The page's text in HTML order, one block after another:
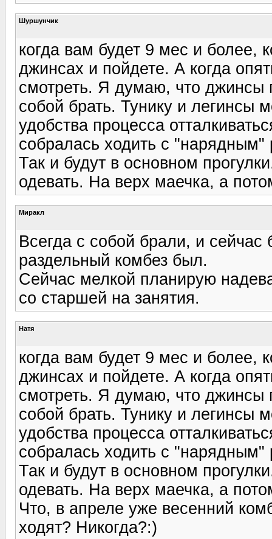
Шуршунчик
когда вам будет 9 мес и более,
джинсах и пойдете. А когда
смотреть. Я думаю, что джинсы
собой брать. Тунику и легинсы
удобства процесса
собралась ходить с "нарядным"
Так и будут в основном
одевать. На верх маечка, а
Миракл
Всегда с собой брали, и
раздельный комбез был.
Сейчас мелкой планирую
со старшей на занятия.
Натя
когда вам будет 9 мес и более,
джинсах и пойдете. А когда
смотреть. Я думаю, что джинсы
собой брать. Тунику и легинсы
удобства процесса
собралась ходить с "нарядным"
Так и будут в основном
одевать. На верх маечка, а
Что, в апреле уже весенний
ходят? Никогда?:)